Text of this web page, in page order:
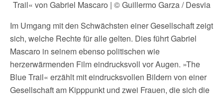
Trail« von Gabriel Mascaro | © Guillermo Garza / Desvia
Im Umgang mit den Schwächsten einer Gesellschaft zeigt
sich, welche Rechte für alle gelten. Dies führt Gabriel
Mascaro in seinem ebenso politischen wie
herzerwärmenden Film eindrucksvoll vor Augen. »The
Blue Trail« erzählt mit eindrucksvollen Bildern von einer
Gesellschaft am Kipppunkt und zwei Frauen, die sich die